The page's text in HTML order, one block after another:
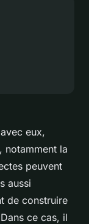
eux,
notamment la
peuvent
aussi
de construire
ce cas, il